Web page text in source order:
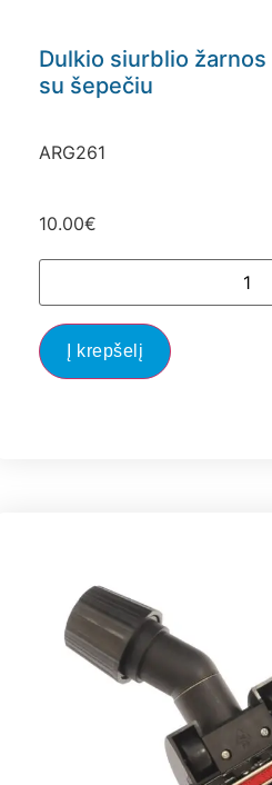
Dulkio siurblio
su šepečiu
ARG261
10.00€
Į krepšelį